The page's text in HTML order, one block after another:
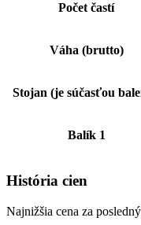
Počet častí
Váha (brutto)
Stojan (je súčasťou
Balík 1
História cien
Najnižšia cena za